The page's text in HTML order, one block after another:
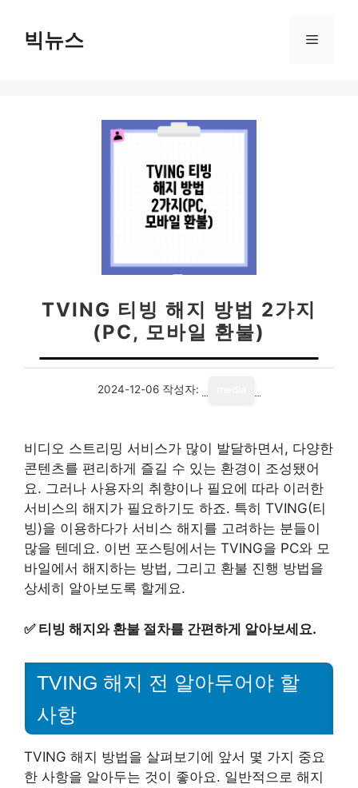
빅뉴스 메
TVING 티빙 해지 방법 2가지
(PC, 모바일 환불)
2024-12-06 작성자:
비디오 스트리밍 서비스가 많이 발달하면서, 다양한
콘텐츠를 편리하게 즐길 수 있는 환경이 조성됐어
요. 그러나 사용자의 취향이나 필요에 따라 이러한
서비스의 해지가 필요하기도 하죠. 특히 TVING(티
빙)을 이용하다가 서비스 해지를 고려하는 분들이
많을 텐데요. 이번 포스팅에서는 TVING을 PC와 모
바일에서 해지하는 방법, 그리고 환불 진행 방법을
상세히 알아보도록 할게요.
✅ 티빙 해지와 환불 절차를 간편하게 알아보세요.
TVING 해지 전 알아두어야 할
사항
TVING 해지 방법을 살펴보기에 앞서 몇 가지 중요
한 사항을 알아두는 것이 좋아요. 일반적으로 해지